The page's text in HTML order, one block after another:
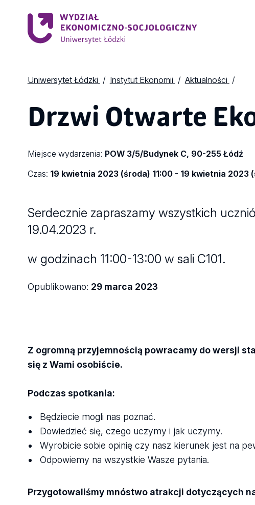
Uniwersytet Łódzki Instytut Ekonomii Aktualności
Drzwi Otwarte
Miejsce wydarzenia: POW 3/5/Budynek C, 90-255 Łódź
Czas: 19 kwietnia 2023 (środa) 11:00 - 19 kwietnia 2023
Serdecznie zapraszamy wszystkich
19.04.2023 r.
w godzinach 11:00-13:00 w sali C101.
Opublikowano: 29 marca 2023
Z ogromną przyjemnością powracamy do wersji
się z Wami osobiście.
Podczas spotkania:
Będziecie mogli nas poznać.
Dowiedzieć się, czego uczymy i jak uczymy.
Wyrobicie sobie opinię czy nasz kierunek jest na
Odpowiemy na wszystkie Wasze pytania.
Przygotowaliśmy mnóstwo atrakcji dotyczących